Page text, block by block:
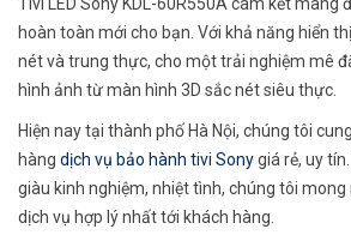
hoàn toàn mới cho bạn. Với khả năng hiển
nét và trung thực, cho một trải nghiệm mê
hình ảnh từ màn hình 3D sắc nét siêu thực.
Hiện nay tại thành phố Hà Nội, chúng tôi
hàng dịch vụ bảo hành tivi Sonygiá rẻ, uy
giàu kinh nghiệm, nhiệt tình, chúng tôi
dịch vụ hợp lý nhất tới khách hàng.